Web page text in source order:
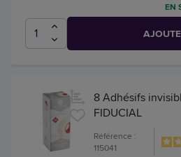
EN
8 Adhésifs
FIDUCIAL
Référence :
115041